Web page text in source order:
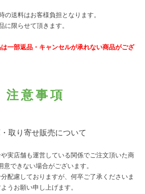
送料はお客様負担となります。
限らせて頂きます。
一部返品・キャンセルが承れない商品がござ
注意事項
取り寄せ販売について
実店舗も運営している関係でご注文頂いた商
意できない場合がございます。
配慮しておりますが、何卒ご了承くださいま
うお願い申し上げます。